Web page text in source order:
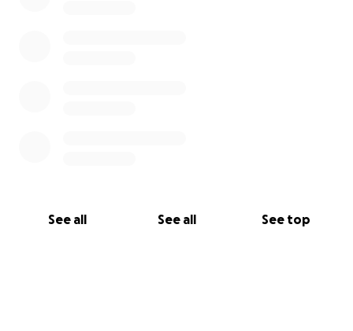
See all See all See top